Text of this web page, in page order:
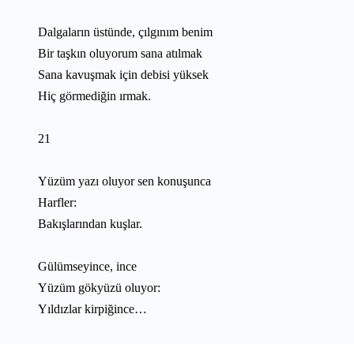
Dalgaların üstünde, çılgınım benim
Bir taşkın oluyorum sana atılmak
Sana kavuşmak için debisi yüksek
Hiç görmediğin ırmak.
21
Yüzüm yazı oluyor sen konuşunca
Harfler:
Bakışlarından kuşlar.
Gülümseyince, ince
Yüzüm gökyüzü oluyor:
Yıldızlar kirpiğince…